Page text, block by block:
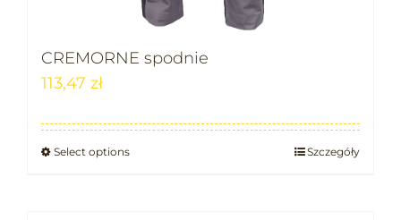
CREMORNE spodnie
113,47 zł
Select options Szczegóły